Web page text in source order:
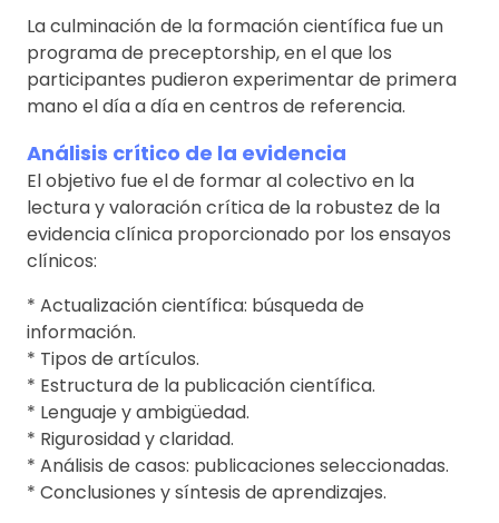
La culminación de la formación científica fue un
programa de preceptorship, en el que los
participantes pudieron experimentar de primera
mano el día a día en centros de referencia.
Análisis crítico de la evidencia
El objetivo fue el de formar al colectivo en la
lectura y valoración crítica de la robustez de la
evidencia clínica proporcionado por los ensayos
clínicos:
* Actualización científica: búsqueda de
información.
* Tipos de artículos.
* Estructura de la publicación científica.
* Lenguaje y ambigüedad.
* Rigurosidad y claridad.
* Análisis de casos: publicaciones seleccionadas.
* Conclusiones y síntesis de aprendizajes.